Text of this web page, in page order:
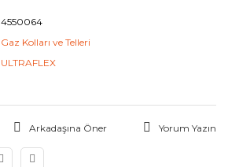
4550064
Gaz Kolları ve Telleri
ULTRAFLEX
Arkadaşına Öner Yorum Yazın